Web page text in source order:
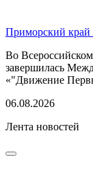
Приморский край
Во
завершилась
«"Движение
06.08.2026
Лента новостей